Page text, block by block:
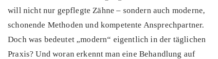
will nicht nur gepflegte Zähne – sondern auch moderne,
schonende Methoden und kompetente Ansprechpartner.
Doch was bedeutet „modern“ eigentlich in der täglichen
Praxis? Und woran erkennt man eine Behandlung auf